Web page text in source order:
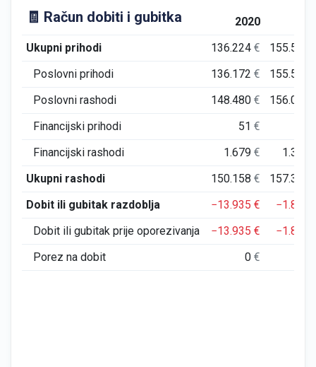
🧾 Račun dobiti i gubitka 2020
Ukupni prihodi
136.224€ 155.563
Poslovni prihodi
136.172€ 155.550
Poslovni rashodi
148.480€ 156.002
Financijski prihodi
51€
Financijski rashodi
1.679€ 1.382
Ukupni rashodi
150.158€ 157.384
Dobit ili gubitak razdoblja
−13.935€ −1.821
Dobit ili gubitak prije oporezivanja
−13.935€ −1.821
Porez na dobit
0€